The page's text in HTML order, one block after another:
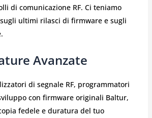
di comunicazione RF. Ci teniamo
ultimi rilasci di firmware e sugli
Avanzate
di segnale RF, programmatori
con firmware originali Baltur,
fedele e duratura del tuo